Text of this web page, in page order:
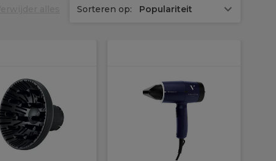
Sorteren op: Populariteit